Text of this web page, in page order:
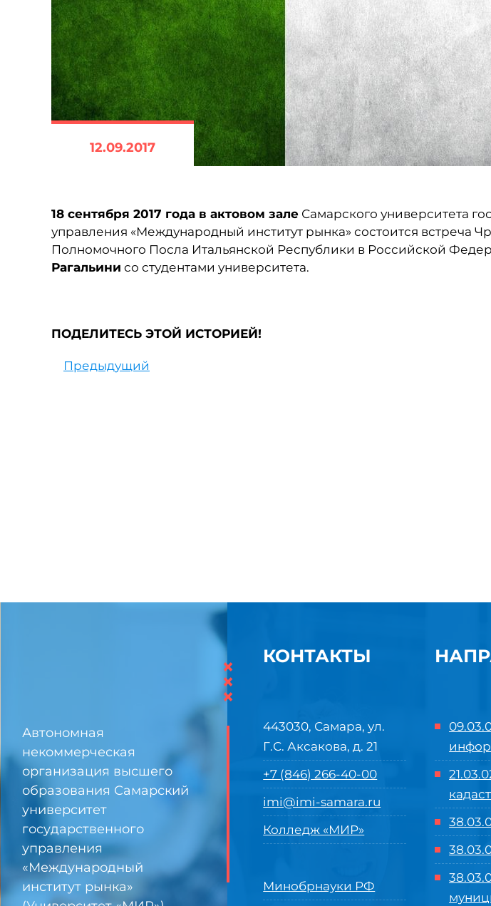
12.09.2017
18 сентября 2017 года в актовом зале Самарского университета
управления «Международный институт рынка» состоится встреча
Полномочного Посла Итальянской Республики в Российской
Рагальини со студентами университета.
ПОДЕЛИТЕСЬ ЭТОЙ ИСТОРИЕЙ!
Предыдущий
Автономная
некоммерческая
организация высшего
образования Самарский
университет
государственного
управления
«Международный
институт рынка»
×
×
×
КОНТАКТЫ
443030, Самара, ул.
Г.С. Аксакова, д. 21
+7 (846) 266-40-00
imi@imi-samara.ru
Колледж «МИР»
Минобрнауки РФ